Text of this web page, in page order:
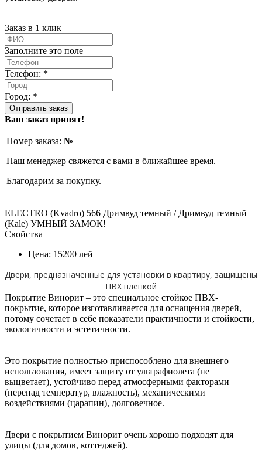
Заказ в 1 клик
Заполните это поле
Телефон: *
Город: *
Ваш заказ принят!
Номер заказа: №
Наш менеджер свяжется с вами в ближайшее время.
Благодарим за покупку.
ELECTRO (Kvadro) 566 Дримвуд темный / Дримвуд темный
(Kale) УМНЫЙ ЗАМОК!
Свойства
Цена: 15200 лей
Двери, предназначенные для установки в квартиру, защищены
ПВХ пленкой
Покрытие Винорит – это специальное стойкое ПВХ-
покрытие, которое изготавливается для оснащения дверей,
потому сочетает в себе показатели практичности и стойкости,
экологичности и эстетичности.
Это покрытие полностью приспособлено для внешнего
использования, имеет защиту от ультрафиолета (не
выцветает), устойчиво перед атмосферными факторами
(перепад температур, влажность), механическими
воздействиями (царапин), долговечное.
Двери с покрытием Винорит очень хорошо подходят для
улицы (для домов, коттеджей).